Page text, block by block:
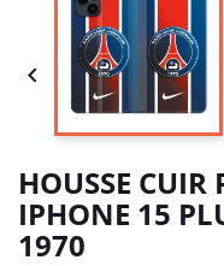

HOUSSE CUIR
IPHONE 15
1970